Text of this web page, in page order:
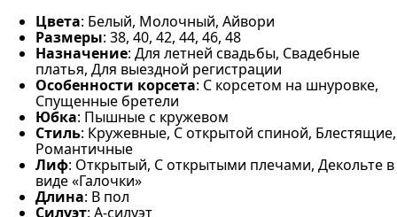
Цвета: Белый, Молочный, Айвори
Размеры: 38, 40, 42, 44, 46, 48
Назначение: Для летней свадьбы, Свадебные
платья, Для выездной регистрации
Особенности корсета: С корсетом на шнуровке,
Спущенные бретели
Юбка: Пышные с кружевом
Стиль: Кружевные, С открытой спиной, Блестящие,
Романтичные
Лиф: Открытый, С открытыми плечами, Декольте в
виде «Галочки»
Длина: В пол
Силуэт: А-силуэт